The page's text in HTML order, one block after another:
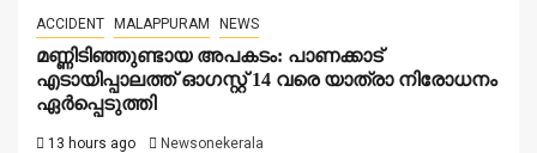
ACCIDENT MALAPPURAM NEWS
മണ്ണിടിഞ്ഞുണ്ടായ അപകടം: പാണക്കാട്
എടായിപ്പാലത്ത് ഓഗസ്റ്റ് 14 വരെ യാത്രാ നിരോധനം
ഏര്‍പ്പെടുത്തി
13 hours ago Newsonekerala